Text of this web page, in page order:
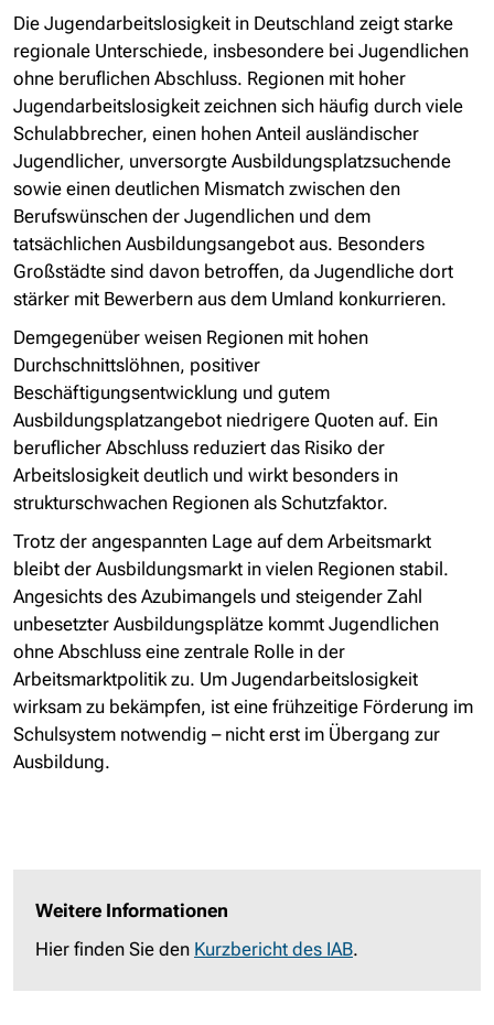
Die Jugendarbeitslosigkeit in Deutschland zeigt starke
regionale Unterschiede, insbesondere bei Jugendlichen
ohne beruflichen Abschluss. Regionen mit hoher
Jugendarbeitslosigkeit zeichnen sich häufig durch viele
Schulabbrecher, einen hohen Anteil ausländischer
Jugendlicher, unversorgte Ausbildungsplatzsuchende
sowie einen deutlichen Mismatch zwischen den
Berufswünschen der Jugendlichen und dem
tatsächlichen Ausbildungsangebot aus. Besonders
Großstädte sind davon betroffen, da Jugendliche dort
stärker mit Bewerbern aus dem Umland konkurrieren.
Demgegenüber weisen Regionen mit hohen
Durchschnittslöhnen, positiver
Beschäftigungsentwicklung und gutem
Ausbildungsplatzangebot niedrigere Quoten auf. Ein
beruflicher Abschluss reduziert das Risiko der
Arbeitslosigkeit deutlich und wirkt besonders in
strukturschwachen Regionen als Schutzfaktor.
Trotz der angespannten Lage auf dem Arbeitsmarkt
bleibt der Ausbildungsmarkt in vielen Regionen stabil.
Angesichts des Azubimangels und steigender Zahl
unbesetzter Ausbildungsplätze kommt Jugendlichen
ohne Abschluss eine zentrale Rolle in der
Arbeitsmarktpolitik zu. Um Jugendarbeitslosigkeit
wirksam zu bekämpfen, ist eine frühzeitige Förderung im
Schulsystem notwendig – nicht erst im Übergang zur
Ausbildung.
Weitere Informationen
Hier finden Sie den Kurzbericht des IAB.